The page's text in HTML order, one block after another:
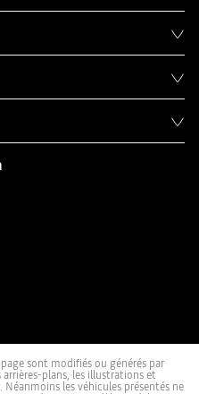
sont modifiés ou générés par
plans, les illustrations et
les véhicules présentés ne